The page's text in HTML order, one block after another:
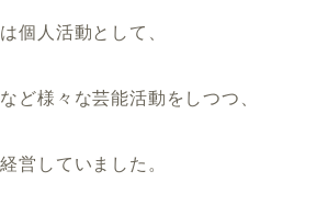
個人活動として、
ど様々な芸能活動をしつつ、
営していました。